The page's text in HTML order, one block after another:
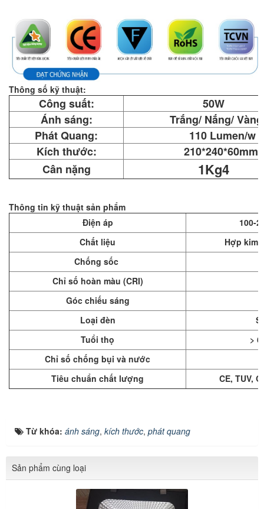
Thông số kỹ thuật:
Công suất:
50W
Ánh sáng:
Trắng/ Nắng/ Vàng
Phát Quang:
110 Lumen/w
Kích thước:
210*240*60mm
Cân nặng
1Kg4
Thông tin kỹ thuật sản phẩm
Điện áp
100-
Chất liệu
Hợp kim
Chống sốc
Chỉ số hoàn màu (CRI)
Góc chiếu sáng
Loại đèn
Tuổi thọ
>
Chỉ số chống bụi và nước
Tiêu chuẩn chất lượng
CE, TUV,
Từ khóa: ánh sáng, kích thước, phát quang
Sản phẩm cùng loại